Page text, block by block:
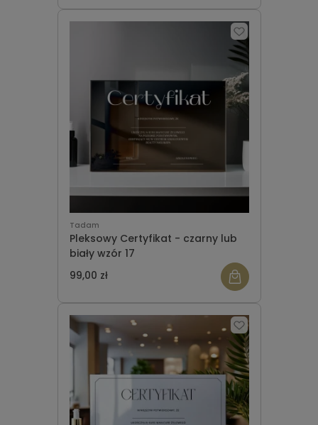
Tadam
Pleksowy Certyfikat - czarny lub
biały wzór 17
99,00 zł